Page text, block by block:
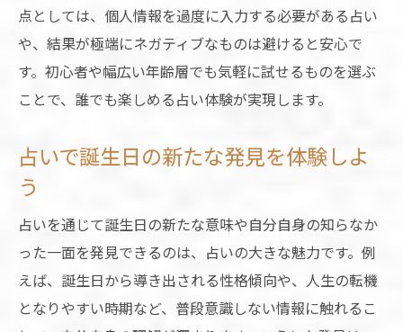
点としては、個人情報を過度に入力する必要がある占い
や、結果が極端にネガティブなものは避けると安心で
す。初心者や幅広い年齢層でも気軽に試せるものを選ぶ
ことで、誰でも楽しめる占い体験が実現します。
占いで誕生日の新たな発見を体験しよ
う
占いを通じて誕生日の新たな意味や自分自身の知らなか
った一面を発見できるのは、占いの大きな魅力です。例
えば、誕生日から導き出される性格傾向や、人生の転機
となりやすい時期など、普段意識しない情報に触れるこ